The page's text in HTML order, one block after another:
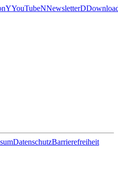
YYouTubeNNewsletterD
DatenschutzBarrierefreiheit